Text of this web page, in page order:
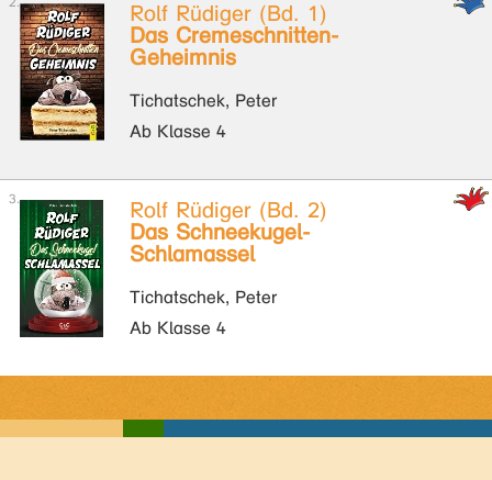
Rolf Rüdiger (Bd. 1)
Das Cremeschnitten-
Geheimnis
Tichatschek, Peter
Ab Klasse 4
Rolf Rüdiger (Bd. 2)
Das Schneekugel-
Schlamassel
Tichatschek, Peter
Ab Klasse 4